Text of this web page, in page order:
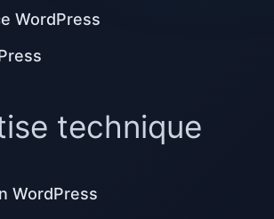
WordPress
technique
WordPress